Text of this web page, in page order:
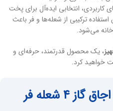
انتخابی ایده‌آل برای پخت
ترکیبی از شعله‌ها و فر باعث
می‌شود.
، یک محصول قدرتمند، حرفه‌ای و
خواهید کرد.
سؤالات متداول درباره اجاق گاز ۴ شعله فر